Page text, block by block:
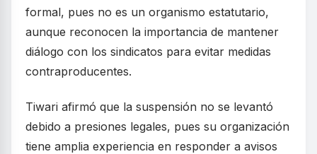
formal, pues no es un organismo estatutario,
aunque reconocen la importancia de mantener
diálogo con los sindicatos para evitar medidas
contraproducentes.
Tiwari afirmó que la suspensión no se levantó
debido a presiones legales, pues su organización
tiene amplia experiencia en responder a avisos